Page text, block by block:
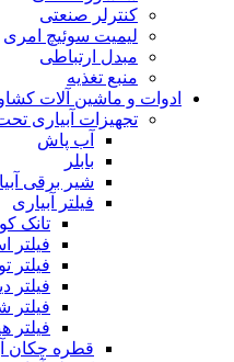
کنترلر صنعتی
لیمیت سوئیچ امری
مبدل ارتباطی
منبع تغذیه
ادوات و ماشین آلات
تجهیزات آبیاری
آب پاش
بابلر
شیر برقی
فیلتر آبیاری
تانک
فیلتر
فیلتر
فیلتر
فیلتر
فیلتر
قطره چکان